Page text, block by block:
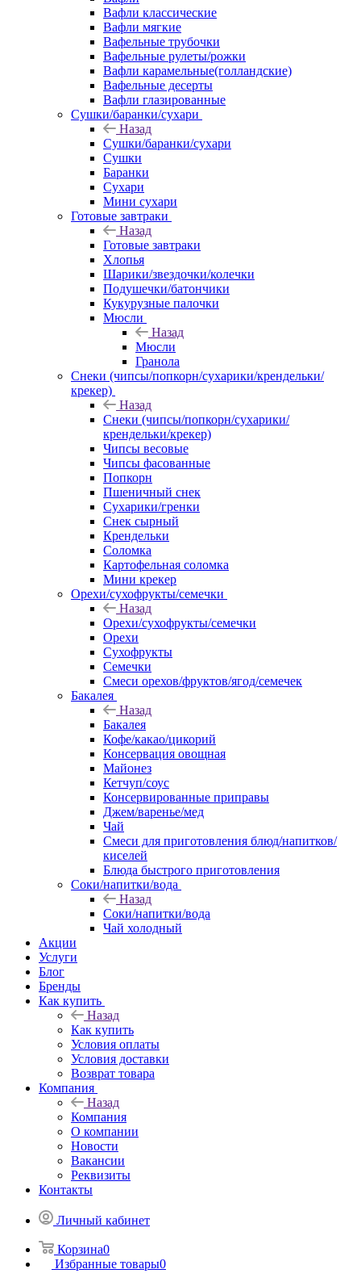
Вафли классические
Вафли мягкие
Вафельные трубочки
Вафельные рулеты/рожки
Вафли карамельные(голландские)
Вафельные десерты
Вафли глазированные
Сушки/баранки/сухари
Назад
Сушки/баранки/сухари
Сушки
Баранки
Сухари
Мини сухари
Готовые завтраки
Назад
Готовые завтраки
Хлопья
Шарики/звездочки/колечки
Подушечки/батончики
Кукурузные палочки
Мюсли
Назад
Мюсли
Гранола
Снеки (чипсы/попкорн/сухарики/крендельки/
крекер)
Назад
Снеки (чипсы/попкорн/сухарики/
крендельки/крекер)
Чипсы весовые
Чипсы фасованные
Попкорн
Пшеничный снек
Сухарики/гренки
Снек сырный
Крендельки
Соломка
Картофельная соломка
Мини крекер
Орехи/сухофрукты/семечки
Назад
Орехи/сухофрукты/семечки
Орехи
Сухофрукты
Семечки
Смеси орехов/фруктов/ягод/семечек
Бакалея
Назад
Бакалея
Кофе/какао/цикорий
Консервация овощная
Майонез
Кетчуп/соус
Консервированные приправы
Джем/варенье/мед
Чай
Смеси для приготовления блюд/напитков/
киселей
Блюда быстрого приготовления
Соки/напитки/вода
Назад
Соки/напитки/вода
Чай холодный
Акции
Услуги
Блог
Бренды
Как купить
Назад
Как купить
Условия оплаты
Условия доставки
Возврат товара
Компания
Назад
Компания
О компании
Новости
Вакансии
Реквизиты
Контакты
Личный кабинет
Корзина0
Избранные товары0